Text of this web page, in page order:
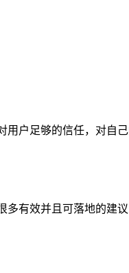
户足够的信任，对自己
有效并且可落地的建